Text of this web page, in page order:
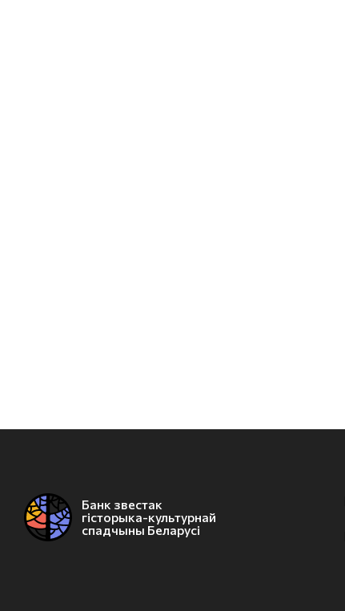
Банк звестак
гісторыка-культурнай
спадчыны Беларусі